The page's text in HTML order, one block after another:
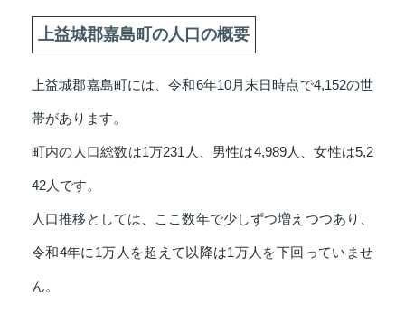
上益城郡嘉島町の人口の概要
上益城郡嘉島町には、令和6年10月末日時点で4,152の世
帯があります。
町内の人口総数は1万231人、男性は4,989人、女性は5,2
42人です。
人口推移としては、ここ数年で少しずつ増えつつあり、
令和4年に1万人を超えて以降は1万人を下回っていませ
ん。